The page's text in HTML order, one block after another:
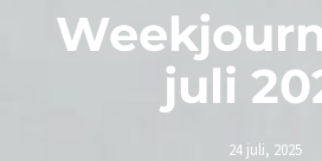
juli
24 juli, 2025